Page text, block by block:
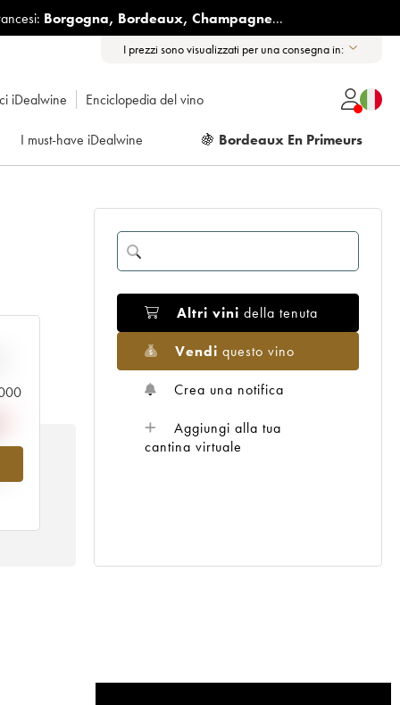
Borgogna, Bordeaux, Champagne...
I prezzi sono visualizzati per una consegna in:
iDealwine Enciclopedia del vino
I must-have iDealwine 🍇 Bordeaux En Primeurs
Altri vini della tenuta
Vendi questo vino
Crea una notifica
Aggiungi alla tua
cantina virtuale